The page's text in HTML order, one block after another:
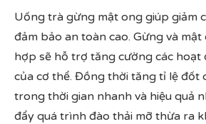
Uống trà gừng mật ong giúp giảm
đảm bảo an toàn cao. Gừng và
hợp sẽ hỗ trợ tăng cường các
của cơ thể. Đồng thời tăng tỉ lệ đốt
trong thời gian nhanh và hiệu quả
đẩy quá trình đào thải mỡ thừa ra